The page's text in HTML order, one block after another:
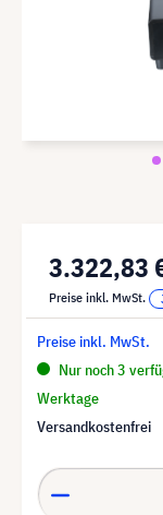
3.322,83
Preise inkl. MwSt.
Preise inkl. MwSt.
Nur noch 3
Werktage
Versandkostenfrei